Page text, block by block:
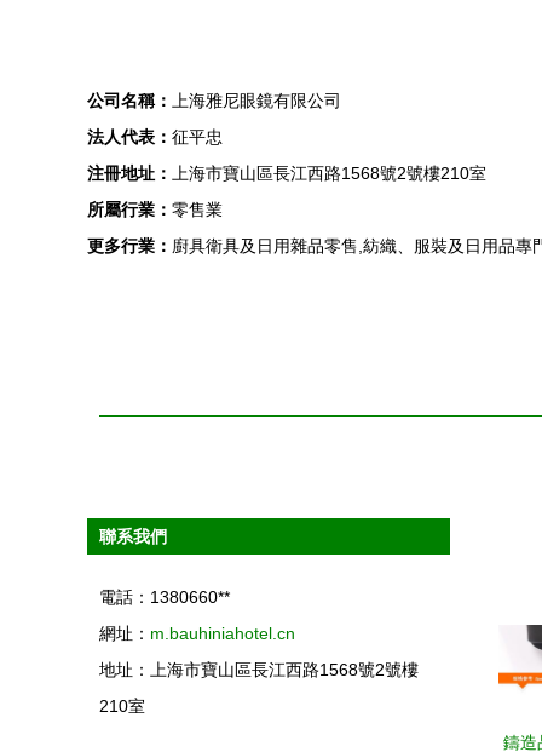
公司名稱：
上海雅尼眼鏡有限公司
法人代表： 征平忠
注冊地址：
上海市寶山區長江西路1568號2號樓210室
所屬行業： 零售業
更多行業： 廚具衛具及日用雜品零售,紡織、服裝及日用品專
聯系我們
電話：1380660**
網址： m.bauhiniahotel.cn
地址：上海市寶山區長江西路1568號2號樓
210室
鑄造